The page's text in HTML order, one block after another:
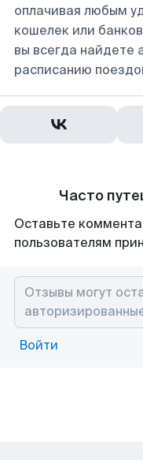
оплачивая любым
кошелек или
вы всегда найдете
расписанию
Часто
Оставьте
пользователям
Войти